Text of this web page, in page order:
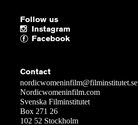
Follow us
Instagram
Facebook
Contact
nordicwomeninfilm@filminstitutet.se
Nordicwomeninfilm.com
Svenska Filminstitutet
Box 271 26
102 52 Stockholm